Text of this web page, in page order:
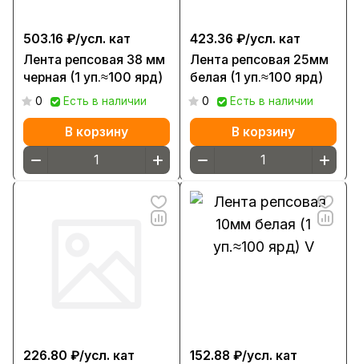
503.16 ₽/усл. кат
Лента репсовая 38 мм
черная (1 уп.≈100 ярд)
0 Есть в наличии
В корзину
423.36 ₽/усл. кат
Лента репсовая 25мм
белая (1 уп.≈100 ярд)
0 Есть в наличии
В корзину
226.80 ₽/усл. кат
152.88 ₽/усл. кат